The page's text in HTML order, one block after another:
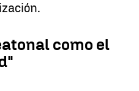
como el